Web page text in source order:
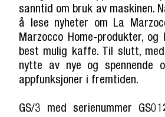
sanntid om bruk av maskinen.
å lese nyheter om La
Marzocco Home-produkter,
best mulig kaffe. Til slutt,
nytte av nye og spennende
appfunksjoner i fremtiden.
GS/3 med serienummer